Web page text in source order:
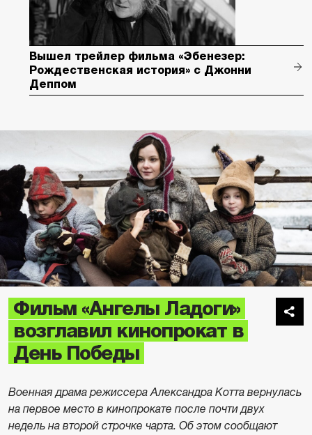
Вышел трейлер фильма «Эбенезер:
Рождественская история» с Джонни
Деппом
Фильм «Ангелы Ладоги»
возглавил кинопрокат в
День Победы
Военная драма режиссера Александра Котта вернулась
на первое место в кинопрокате после почти двух
недель на второй строчке чарта. Об этом сообщают